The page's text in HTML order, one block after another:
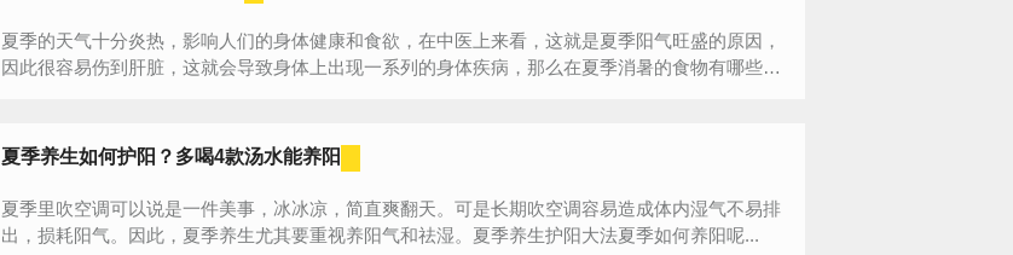
夏季的天气十分炎热，影响人们的身体健康和食欲，在中医上来看，这就是夏季阳气旺盛的原因，
因此很容易伤到肝脏，这就会导致身体上出现一系列的身体疾病，那么在夏季消暑的食物有哪些
夏季养生如何护阳？多喝4款汤水能养阳
夏季里吹空调可以说是一件美事，冰冰凉，简直爽翻天。可是长期吹空调容易造成体内湿气不易排
出，损耗阳气。因此，夏季养生尤其要重视养阳气和祛湿。夏季养生护阳大法夏季如何养阳呢...